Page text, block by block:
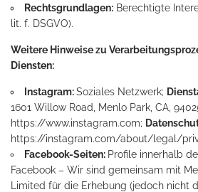
Rechtsgrundlagen: Berechtigte
lit. f. DSGVO).
Weitere Hinweise zu
Diensten:
Instagram:Soziales Netzwerk;
1601 Willow Road, Menlo Park, CA,
https://www.instagram.com;
https://instagram.com/about/legal/
Facebook-Seiten: Profile innerhalb
Facebook – Wir sind gemeinsam mit
Limited für die Erhebung (jedoch nicht